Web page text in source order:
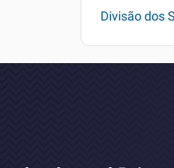
Divisão dos